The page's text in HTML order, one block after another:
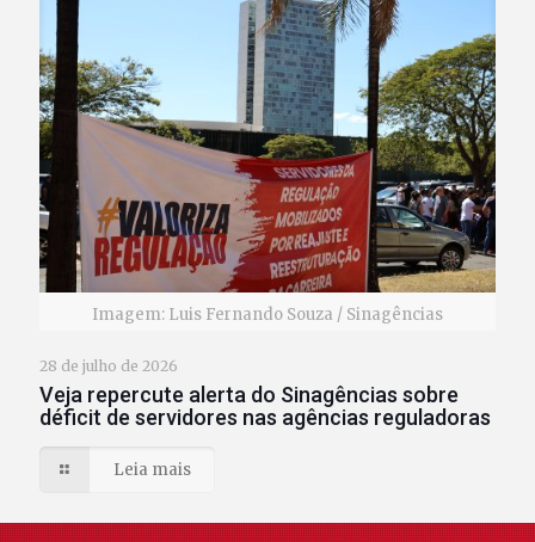
Imagem: Luis Fernando Souza / Sinagências
28 de julho de 2026
Veja repercute alerta do Sinagências sobre
déficit de servidores nas agências reguladoras
Leia mais